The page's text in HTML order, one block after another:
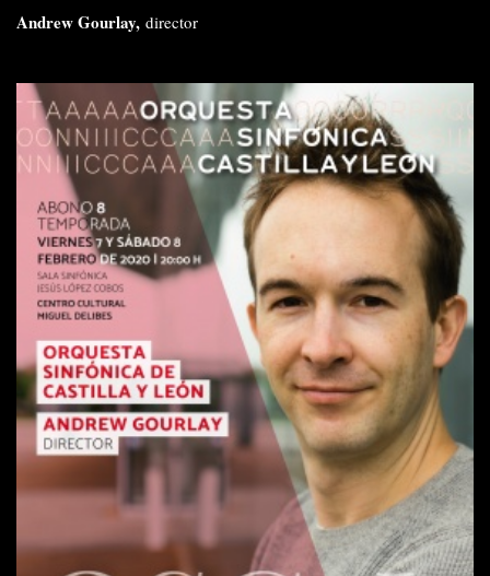
Andrew Gourlay, director